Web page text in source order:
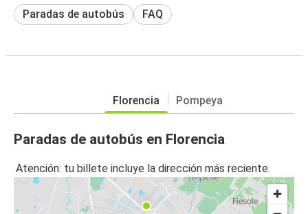
Paradas de autobús FAQ
Florencia Pompeya
Paradas de autobús en Florencia
Atención: tu billete incluye la dirección más reciente.